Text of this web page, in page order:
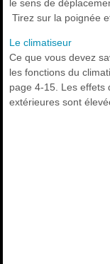
le sens de
Tirez sur la poignée et
Le climatiseur
Ce que vous devez
les fonctions du
page 4-15. Les effets
extérieures sont